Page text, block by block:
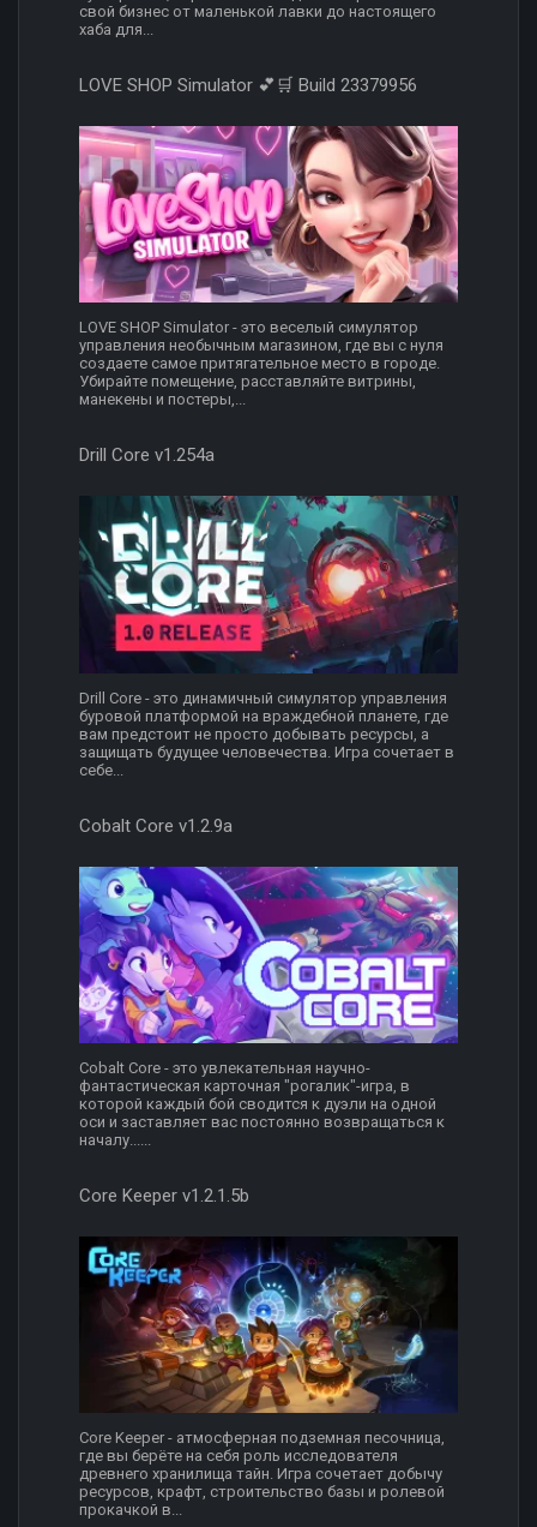
свой бизнес от маленькой лавки до настоящего
хаба для...
LOVE SHOP Simulator 💕🛒 Build 23379956
LOVE SHOP Simulator - это веселый симулятор
управления необычным магазином, где вы с нуля
создаете самое притягательное место в городе.
Убирайте помещение, расставляйте витрины,
манекены и постеры,...
Drill Core v1.254a
Drill Core - это динамичный симулятор управления
буровой платформой на враждебной планете, где
вам предстоит не просто добывать ресурсы, а
защищать будущее человечества. Игра сочетает в
себе...
Cobalt Core v1.2.9a
Cobalt Core - это увлекательная научно-
фантастическая карточная "рогалик"-игра, в
которой каждый бой сводится к дуэли на одной
оси и заставляет вас постоянно возвращаться к
началу......
Core Keeper v1.2.1.5b
Core Keeper - атмосферная подземная песочница,
где вы берёте на себя роль исследователя
древнего хранилища тайн. Игра сочетает добычу
ресурсов, крафт, строительство базы и ролевой
прокачкой в...